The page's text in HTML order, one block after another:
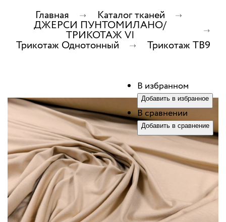
Главная Каталог тканей
ДЖЕРСИ ПУНТОМИЛАНО/
ТРИКОТАЖ VI
Трикотаж Однотонный Трикотаж ТВ9
В избранном
Добавить в избранное
В сравнении
Добавить в сравнение